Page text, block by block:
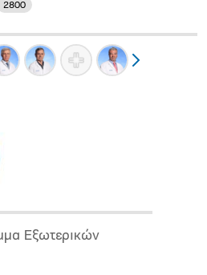
2800
Εξωτερικών